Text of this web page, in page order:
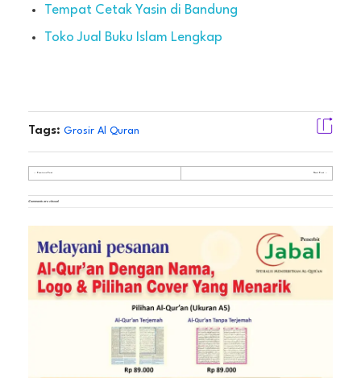
Tempat Cetak Yasin di Bandung
Toko Jual Buku Islam Lengkap
Tags: Grosir Al Quran
Previous Post Next Post
Comments are closed.